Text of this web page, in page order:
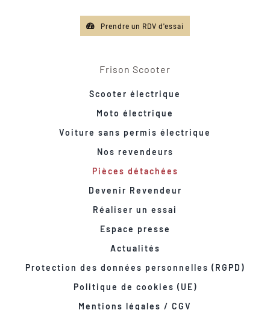
Prendre un RDV d'essai
Frison Scooter
Scooter électrique
Moto électrique
Voiture sans permis électrique
Nos revendeurs
Pièces détachées
Devenir Revendeur
Réaliser un essai
Espace presse
Actualités
Protection des données personnelles (RGPD)
Politique de cookies (UE)
Mentions légales / CGV